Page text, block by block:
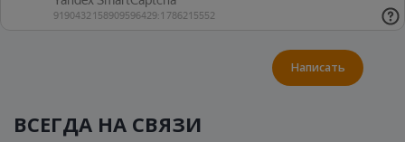
Написать
ВСЕГДА НА СВЯЗИ